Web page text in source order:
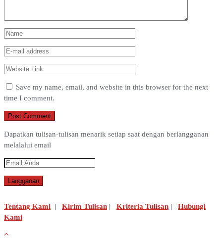
Save my name, email, and website in this browser for the next
time I comment.
Dapatkan tulisan-tulisan menarik setiap saat dengan berlangganan
melalalui email
Tentang Kami | Kirim Tulisan | Kriteria Tulisan | Hubungi
Kami